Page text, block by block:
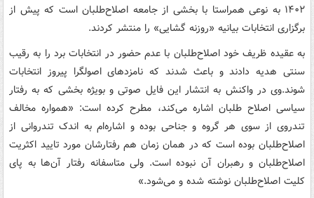
۱۴۰۲ به نوعی همراستا با بخشی از جامعه اصلاح‌طلبان است که پیش از
برگزاری انتخابات بیانیه «روزنه گشایی» را منتشر کردند.
به عقیده ظریف خود اصلاح‌طلبان با عدم حضور در انتخابات برد را به رقیب
سنتی هدیه دادند و باعث شدند که نامزدهای اصولگرا پیروز انتخابات
شوند.وی در واکنش به انتشار این فایل صوتی و بویژه بخشی که به رفتار
سیاسی اصلاح طلبان اشاره می‌کند، مطرح کرده است: «همواره مخالف
تندروی از سوی هر گروه و جناحی بوده و اشاره‌ام به اندک تندروانی از
اصلاح‌طلبان بوده است که در همان زمان هم رفتارشان مورد تایید اکثریت
اصلاح‌طلبان و رهبران آن نبوده است. ولی متاسفانه رفتار آن‌ها به پای
کلیت اصلاح‌طلبان نوشته شده و می‌شود.»